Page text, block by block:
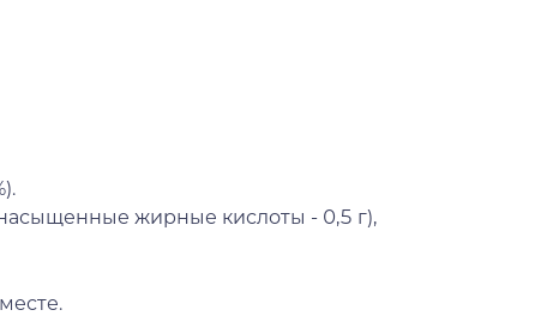
жирные кислоты - 0,5 г),